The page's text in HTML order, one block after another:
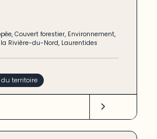
,Couvert forestier, Environnement,
la Rivière-du-Nord, Laurentides
territoire